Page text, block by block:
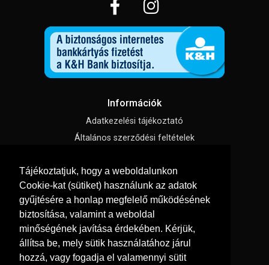
Tájékoztatjuk, hogy a weboldalunkon
Cookie-kat (sütiket) használunk az adatok
gyűjtésére a honlap megfelelő működésének
biztosítása, valamint a weboldal
minőségének javítása érdekében. Kérjük,
állítsa be, mely sütik használatához járul
hozzá, vagy fogadja el valamennyi sütit
Információk
Adatkezelési tájékoztató
Általános szerződési feltételek
Süti beállítások
Menü
Hírek, cikkek
Kapcsolat
Letölthető katalógusok